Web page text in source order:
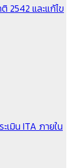
2542 และแก้ไข
เมิน ITA ภายใน